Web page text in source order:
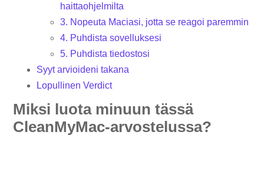
haittaohjelmilta
3. Nopeuta Maciasi, jotta se reagoi paremmin
4. Puhdista sovelluksesi
5. Puhdista tiedostosi
Syyt arvioideni takana
Lopullinen Verdict
Miksi luota minuun tässä
CleanMyMac-arvostelussa?